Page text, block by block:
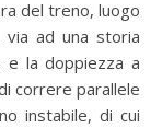
del treno, luogo
ad una storia
e la doppiezza a
correre parallele
instabile, di cui